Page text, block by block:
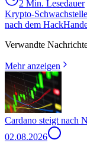
2 Min. Lesedauer
Krypto-
nach dem Hack
Verwandte
Mehr anzeigen
Cardano steigt nach
02.08.2026